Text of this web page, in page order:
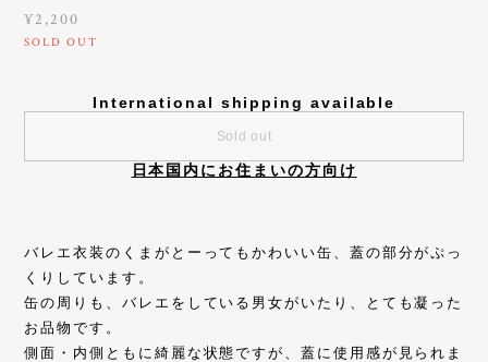
¥2,200
SOLD OUT
International shipping available
Sold out
日本国内にお住まいの方向け
バレエ衣装のくまがとーってもかわいい缶、蓋の部分がぷっ
くりしています。
缶の周りも、バレエをしている男女がいたり、とても凝った
お品物です。
側面・内側ともに綺麗な状態ですが、蓋に使用感が見られま